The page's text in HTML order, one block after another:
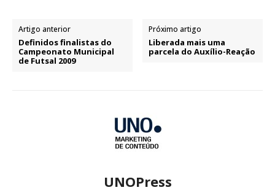
Artigo anterior
Definidos finalistas do
Campeonato Municipal
de Futsal 2009
Próximo artigo
Liberada mais uma
parcela do Auxílio-Reação
UNOPress